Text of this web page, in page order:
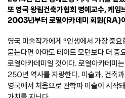
또 영국 왕립건축가협회 명예교수, 케임
2003년부터 로열아카데미 회원(RA)
영국 미술작가에게 “인생에서 가장 중
묻는다면 아마도 테이트 모던보다 더 중
로열아카데미일 것이다. 로열아카데미
250년 역사를 자랑한다. 미술과, 건축
영국에서 처음으로 관학파 미술이 시작